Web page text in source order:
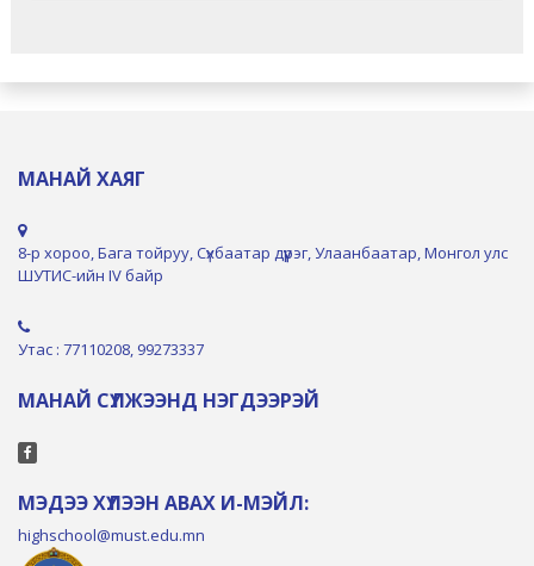
МАНАЙ ХАЯГ
8-р хороо, Бага тойруу, Сүхбаатар дүүрэг, Улаанбаатар, Монгол улс
ШУТИС-ийн IV байр
Утас : 77110208, 99273337
МАНАЙ СҮЛЖЭЭНД НЭГДЭЭРЭЙ
МЭДЭЭ ХҮЛЭЭН АВАХ И-МЭЙЛ:
highschool@must.edu.mn